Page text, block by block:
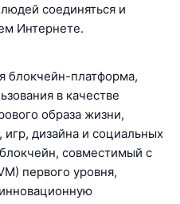
соединяться и
Интернете.
блокчейн-платформа,
в качестве
образа жизни,
дизайна и социальных
совместимый с
первого уровня,